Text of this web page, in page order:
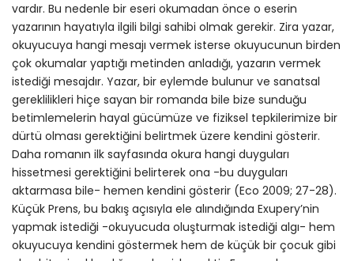
vardır. Bu nedenle bir eseri okumadan önce o eserin
yazarının hayatıyla ilgili bilgi sahibi olmak gerekir. Zira yazar,
okuyucuya hangi mesajı vermek isterse okuyucunun birden
çok okumalar yaptığı metinden anladığı, yazarın vermek
istediği mesajdır. Yazar, bir eylemde bulunur ve sanatsal
gereklilikleri hiçe sayan bir romanda bile bize sunduğu
betimlemelerin hayal gücümüze ve fiziksel tepkilerimize bir
dürtü olması gerektiğini belirtmek üzere kendini gösterir.
Daha romanın ilk sayfasında okura hangi duyguları
hissetmesi gerektiğini belirterek ona -bu duyguları
aktarmasa bile- hemen kendini gösterir (Eco 2009; 27-28).
Küçük Prens, bu bakış açısıyla ele alındığında Exupery’nin
yapmak istediği -okuyucuda oluşturmak istediği algı- hem
okuyucuya kendini göstermek hem de küçük bir çocuk gibi